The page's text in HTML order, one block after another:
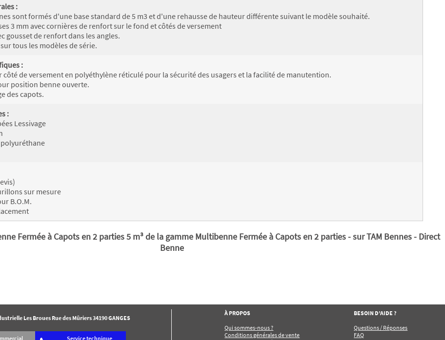
:
sont formés d'une base standard de 5 m3 et d'une rehausse de hauteur différente suivant le modèle souhaité.
3 mm avec cornières de renfort sur le fond et côtés de versement
gousset de renfort dans les angles.
tous les modèles de série.
:
côté de versement en polyéthylène réticulé pour la sécurité des usagers et la facilité de manutention.
position benne ouverte.
des capots.
:
Lessivage
sur mesure
B.O.M.
Fermée à Capots en 2 parties 5 m³ de la gamme Multibenne Fermée à Capots en 2 parties - sur TAM Bennes - Direct
Benne
Les Broues Rue des Mûriers 34190 GANGES
Service technique
À PROPOS
Qui sommes-nous ?
Conditions générales de vente
BESOIN D’AIDE ?
Questions / Réponses
FAQ